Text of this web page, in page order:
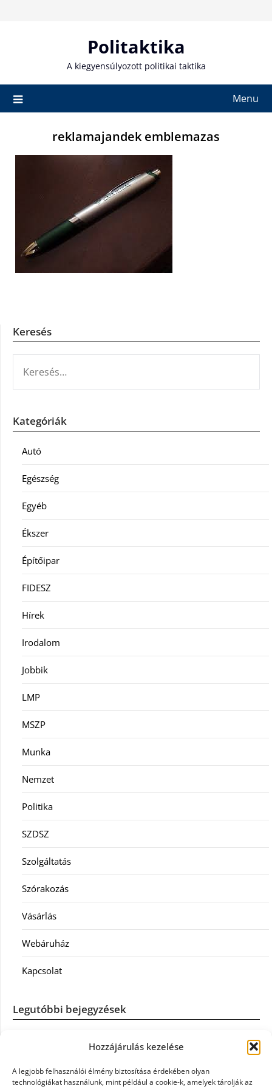
Hozzájárulás kezelése
A legjobb felhasználói élmény biztosítása érdekében olyan
technológiákat használunk, mint például a cookie-k, amelyek tárolják az
Politaktika
A kiegyensúlyozott politikai taktika
Menu
reklamajandek emblemazas
Keresés
Kategóriák
Autó
Egészség
Egyéb
Ékszer
Építőipar
FIDESZ
Hírek
Irodalom
Jobbik
LMP
MSZP
Munka
Nemzet
Politika
SZDSZ
Szolgáltatás
Szórakozás
Vásárlás
Webáruház
Kapcsolat
Legutóbbi bejegyzések
Casco szélvédőcsere: mikor éri meg a biztosítást igénybe
Könyvelés: mikor érdemes könyvelőt váltani?